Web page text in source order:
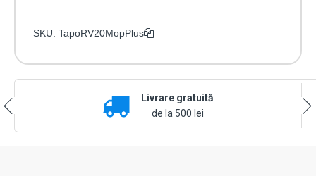
SKU: TapoRV20MopPlus
Livrare gratuită
de la 500 lei